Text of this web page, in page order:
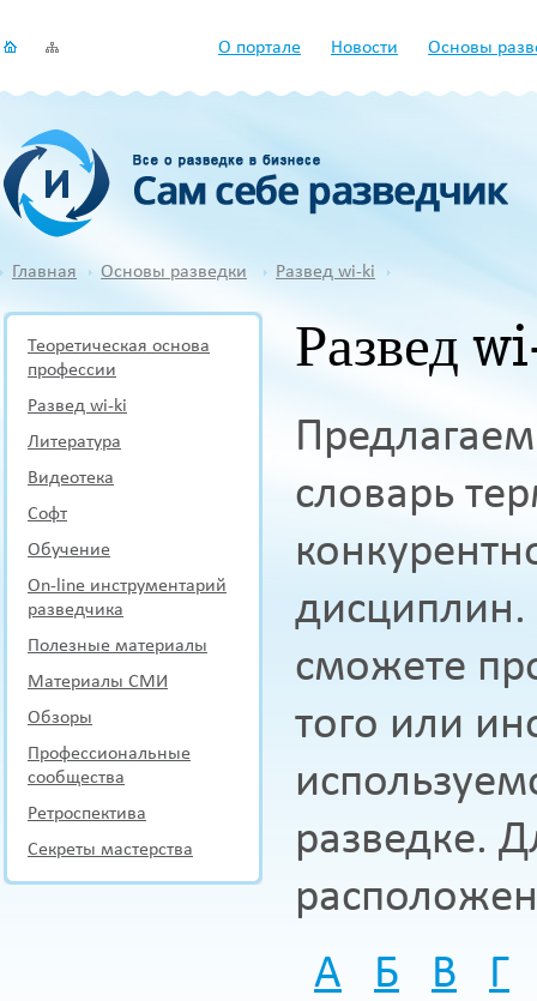
О портале Новости Основы
Главная Основы разведки Развед wi-ki
Теоретическая основа
профессии
Развед wi-ki
Литература
Видеотека
Софт
Обучение
On-line инструментарий
разведчика
Полезные материалы
Материалы СМИ
Обзоры
Профессиональные
сообщества
Ретроспектива
Секреты мастерства
Развед
словарь
сможете
того или
разведке.
А
Б В
Г